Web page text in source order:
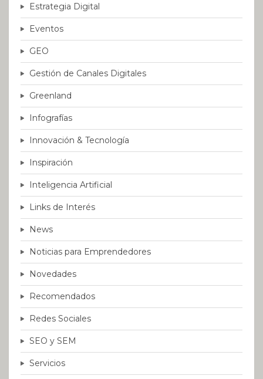
Estrategia Digital
Eventos
GEO
Gestión de Canales Digitales
Greenland
Infografías
Innovación & Tecnología
Inspiración
Inteligencia Artificial
Links de Interés
News
Noticias para Emprendedores
Novedades
Recomendados
Redes Sociales
SEO y SEM
Servicios